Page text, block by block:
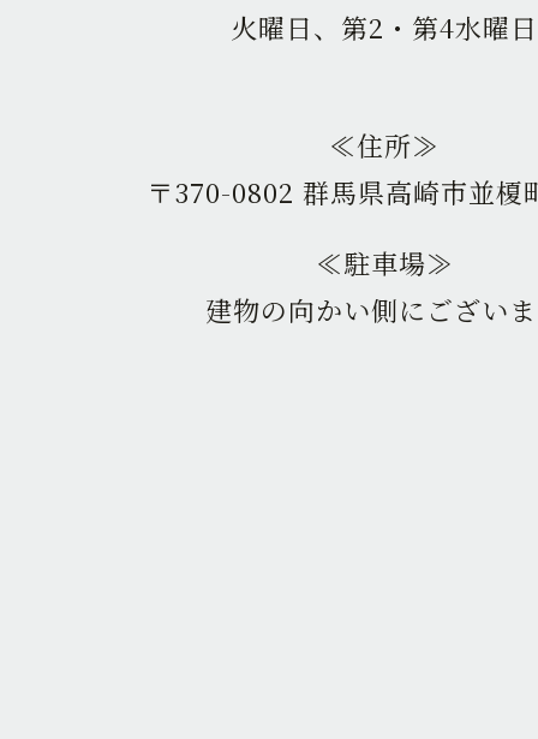
火曜日、第2・第4水曜日
≪住所≫
〒370-0802 群馬県高崎市並榎
≪駐車場≫
建物の向かい側にござい